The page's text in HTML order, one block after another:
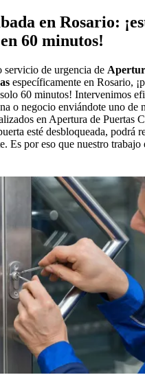
en Rosario:
60 minutos!
servicio de urgencia de
específicamente en Rosario,
60 minutos! Intervenimos
o negocio enviándote uno de
en Apertura de Puertas
esté desbloqueada, podrá
Es por eso que nuestro trabajo